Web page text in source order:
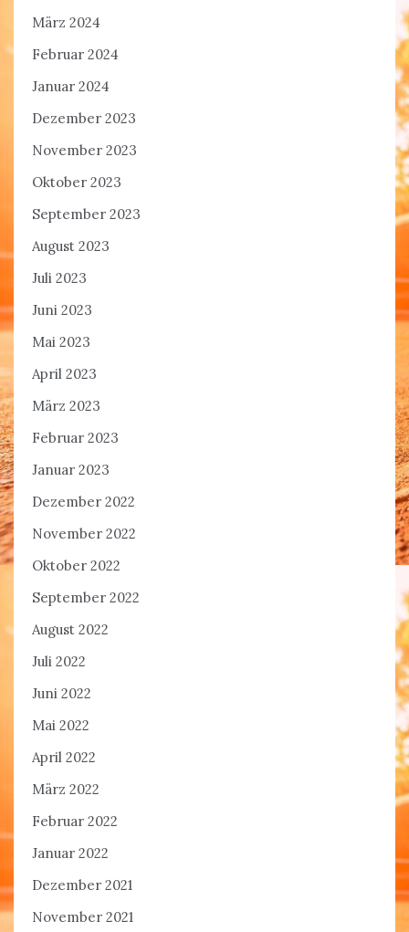
März 2024
Februar 2024
Januar 2024
Dezember 2023
November 2023
Oktober 2023
September 2023
August 2023
Juli 2023
Juni 2023
Mai 2023
April 2023
März 2023
Februar 2023
Januar 2023
Dezember 2022
November 2022
Oktober 2022
September 2022
August 2022
Juli 2022
Juni 2022
Mai 2022
April 2022
März 2022
Februar 2022
Januar 2022
Dezember 2021
November 2021